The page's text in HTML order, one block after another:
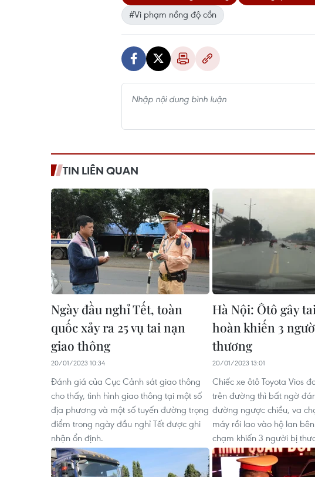
#Vi phạm nồng độ cồn
TIN LIÊN QUAN
Ngày đầu nghỉ Tết, toàn
quốc xảy ra 25 vụ tai nạn
giao thông
20/01/2023 10:34
Đánh giá của Cục Cảnh sát giao thông
cho thấy, tình hình giao thông tại một số
địa phương và một số tuyến đường trọng
điểm trong ngày đầu nghỉ Tết được ghi
nhận ổn định.
Hà Nội: Ôtô gây
hoàn khiến 3
thương
20/01/2023 13:01
Chiếc xe ôtô Toyota Vios
trên đường thì bất ngờ
đường ngược chiều, va
máy rồi lao vào hộ lan
chạm khiến 3 người bị